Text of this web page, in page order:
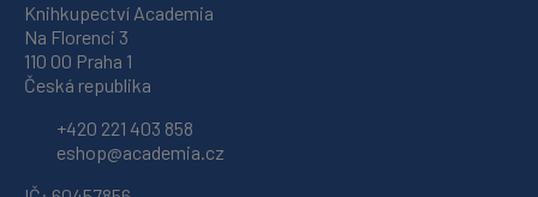
Knihkupectví Academia
Na Florenci 3
110 00 Praha 1
Česká republika
+420 221 403 858
eshop@academia.cz